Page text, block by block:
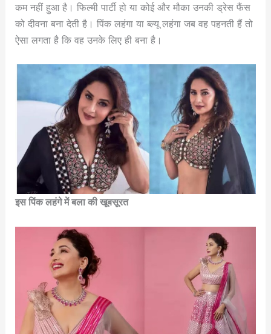
कम नहीं हुआ है। फिल्मी पार्टी हो या कोई और मौका उनकी ड्रेस फैंस
को दीवना बना देती है। पिंक लहंगा या ब्ल्यू लहंगा जब वह पहनती हैं तो
ऐसा लगता है कि वह उनके लिए ही बना है।
इस पिंक लहंगे में बला की खूबसूरत